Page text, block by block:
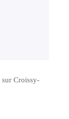
Croissy-